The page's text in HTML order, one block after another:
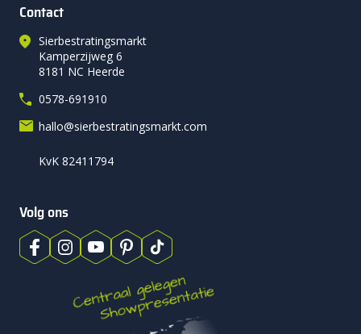
Contact
Sierbestratingsmarkt
Kamperzijweg 6
8181 NC Heerde
0578-691910
hallo@sierbestratingsmarkt.com
KvK 82411794
Volg ons